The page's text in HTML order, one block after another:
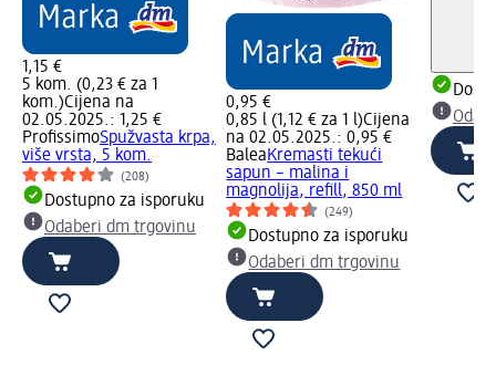
1,15 €
5 kom. (0,23 € za 1
kom.)Cijena na
02.05.2025.: 1,25 €
ProfissimoSpužvasta krpa,
više vrsta, 5 kom.
(208)
Dostupno za isporuku
Odaberi dm trgovinu
0,95 €
0,85 l (1,12 € za 1 l)Cijena
na 02.05.2025.: 0,95 €
BaleaKremasti tekući
sapun – malina i
magnolija, refill, 850 ml
(249)
Dostupno za isporuku
Odaberi dm trgovinu